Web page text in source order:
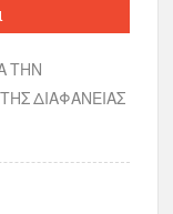
ΤΗΝ
ΔΙΑΦΑΝΕΙΑΣ